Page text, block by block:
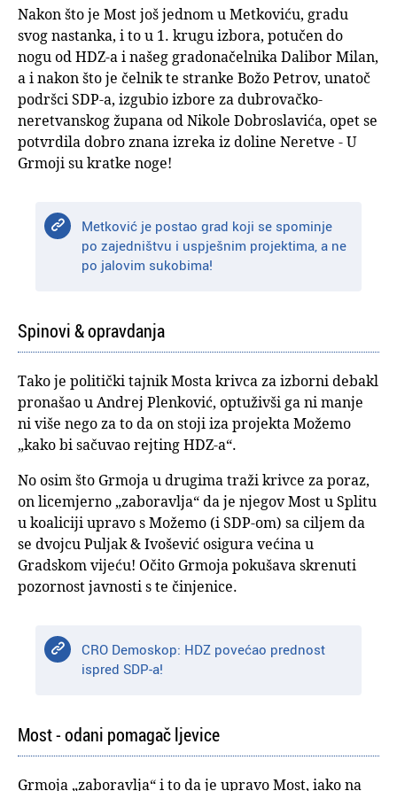
Nakon što je Most još jednom u Metkoviću, gradu
svog nastanka, i to u 1. krugu izbora, potučen do
nogu od HDZ-a i našeg gradonačelnika Dalibor Milan,
a i nakon što je čelnik te stranke Božo Petrov, unatoč
podršci SDP-a, izgubio izbore za dubrovačko-
neretvanskog župana od Nikole Dobroslavića, opet se
potvrdila dobro znana izreka iz doline Neretve - U
Grmoji su kratke noge!
Metković je postao grad koji se spominje
po zajedništvu i uspješnim projektima, a ne
po jalovim sukobima!
Spinovi & opravdanja
Tako je politički tajnik Mosta krivca za izborni debakl
pronašao u Andrej Plenković, optuživši ga ni manje
ni više nego za to da on stoji iza projekta Možemo
„kako bi sačuvao rejting HDZ-a“.
No osim što Grmoja u drugima traži krivce za poraz,
on licemjerno „zaboravlja“ da je njegov Most u Splitu
u koaliciji upravo s Možemo (i SDP-om) sa ciljem da
se dvojcu Puljak & Ivošević osigura većina u
Gradskom vijeću! Očito Grmoja pokušava skrenuti
pozornost javnosti s te činjenice.
CRO Demoskop: HDZ povećao prednost
ispred SDP-a!
Most - odani pomagač ljevice
Grmoja „zaboravlja“ i to da je upravo Most, iako na